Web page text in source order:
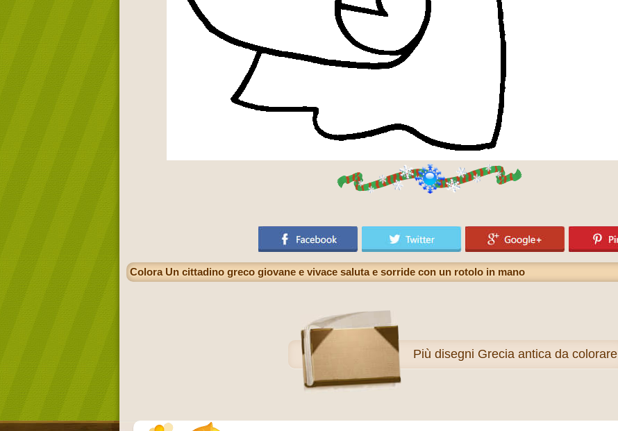
Colora Un cittadino greco giovane e vivace saluta e sorride con un rotolo in mano
Più disegni Grecia antica da colorare